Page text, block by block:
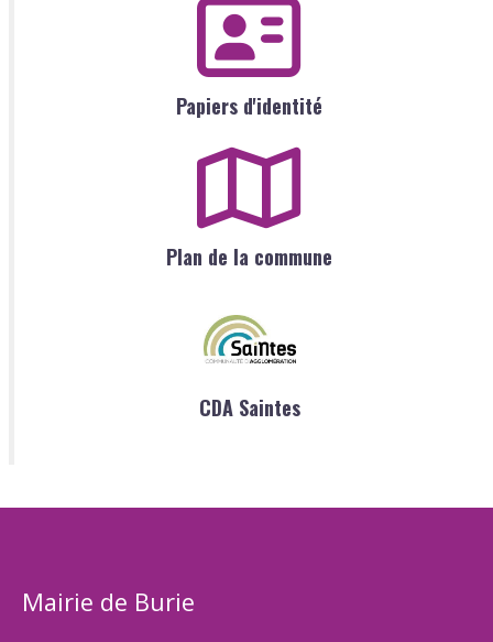
Papiers d'identité
Plan de la commune
CDA Saintes
Mairie de Burie